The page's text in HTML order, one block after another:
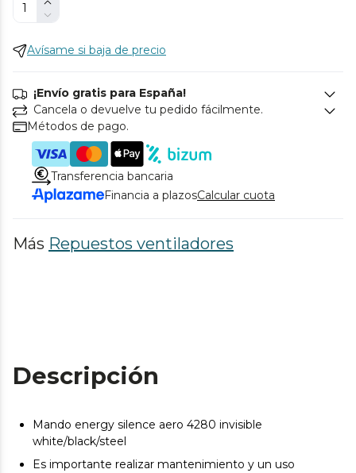
Avísame si baja de precio
¡Envío gratis para España!
Cancela o devuelve tu pedido fácilmente.
Métodos de pago.
Transferencia bancaria
Financia a plazosCalcular cuota
Más Repuestos ventiladores
Descripción
Mando energy silence aero 4280 invisible
white/black/steel
Es importante realizar mantenimiento y un uso